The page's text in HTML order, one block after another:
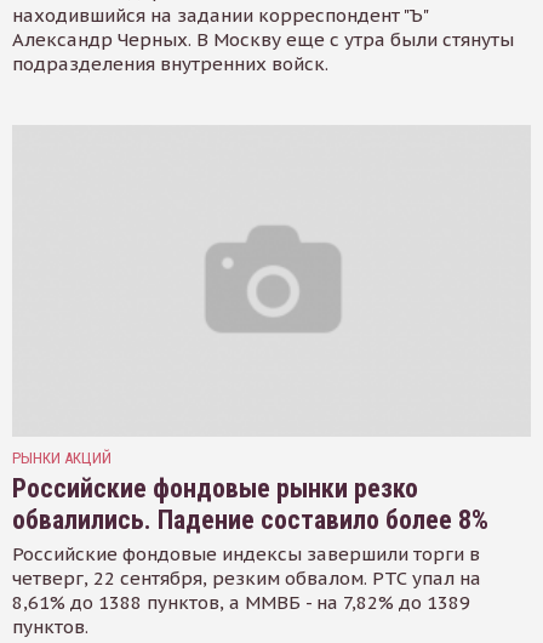
находившийся на задании корреспондент "Ъ"
Александр Черных. В Москву еще с утра были стянуты
подразделения внутренних войск.
РЫНКИ АКЦИЙ
Российские фондовые рынки резко
обвалились. Падение составило более 8%
Российские фондовые индексы завершили торги в
четверг, 22 сентября, резким обвалом. РТС упал на
8,61% до 1388 пунктов, а ММВБ - на 7,82% до 1389
пунктов.